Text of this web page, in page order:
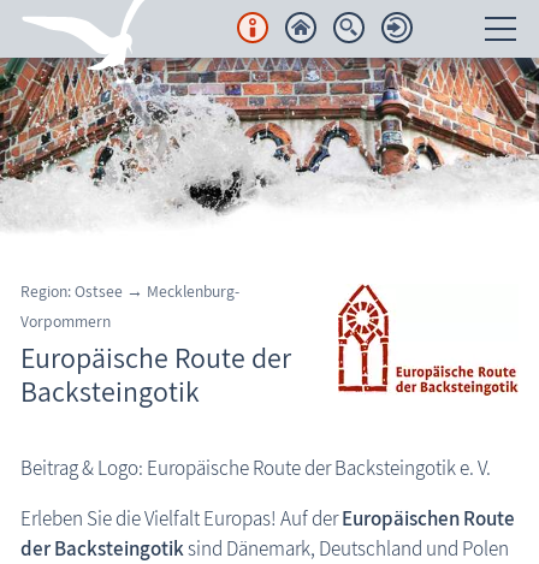
Unterkünfte
Regionales
Urlaubsorte
Karten
Freizeit
Wissenswertes
Veranstaltungen
Blog
Region: Ostsee → Mecklenburg-
Vorpommern
Europäische Route der
Backsteingotik
Beitrag & Logo: Europäische Route der Backsteingotik e. V.
Erleben Sie die Vielfalt Europas! Auf derEuropäischen Route
der Backsteingotiksind Dänemark, Deutschland und Polen